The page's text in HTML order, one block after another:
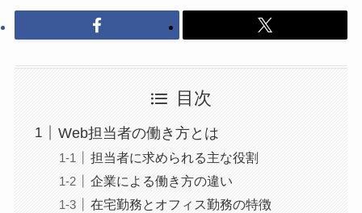
目次
Web担当者の働き方とは
担当者に求められる主な役割
企業による働き方の違い
在宅勤務とオフィス勤務の特徴